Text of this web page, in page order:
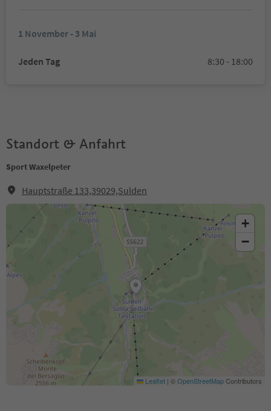
1 November - 3 Mai
Jeden Tag 8:30 - 18:00
Standort & Anfahrt
Sport Waxelpeter
Hauptstraße 133,39029,Sulden
+
−
Leaflet | ©OpenStreetMapContributors